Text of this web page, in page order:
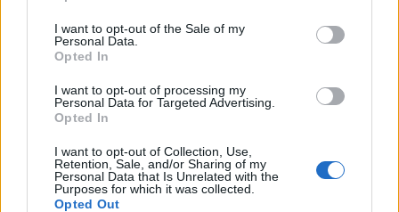
use your data for below specified purposes in below Google
consent section.
I want to opt-out of the Sale of my
Personal Data.
Opted In
I want to opt-out of processing my
Personal Data for Targeted Advertising.
Opted In
I want to opt-out of Collection, Use,
Retention, Sale, and/or Sharing of my
Personal Data that Is Unrelated with the
Purposes for which it was collected.
Opted Out
έως 27.350€
20 Ιουν 2025 06:20
ΔΑΙΔΑΛΟΣ ΑΕ: 12 νέες θέσεις εργασίας με αμοιβή
έως 25.000€